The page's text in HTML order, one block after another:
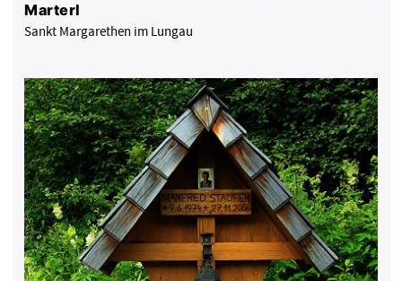
Marterl
Sankt Margarethen im Lungau